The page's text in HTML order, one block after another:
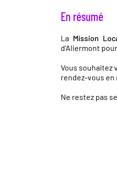
En résumé
La Mission
d'Aliermont
Vous souhaitez
rendez-vous
Ne restez pas